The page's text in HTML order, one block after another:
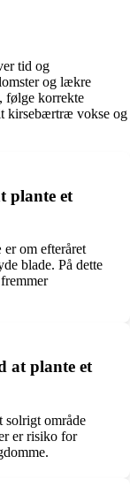
tid og
og lækre
følge korrekte
kirsebærtræ vokse og
plante et
om efteråret
blade. På dette
at plante et
solrigt område
er risiko for